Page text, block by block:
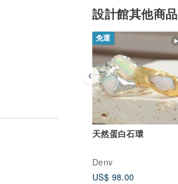
設計館其他商品
免運
天然蛋白石環
Denv
US$ 98.00